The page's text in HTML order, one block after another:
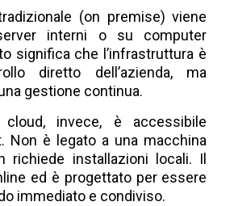
(on premise) viene
interni o su computer
significa che l’infrastruttura è
diretto dell’azienda, ma
gestione continua.
cloud, invece, è accessibile
Non è legato a una macchina
richiede installazioni locali. Il
ed è progettato per essere
immediato e condiviso.